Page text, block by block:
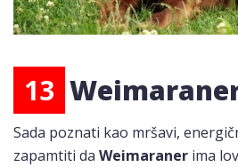
13
Sada poznati kao mršavi,
zapamtiti da Weimaraner ima